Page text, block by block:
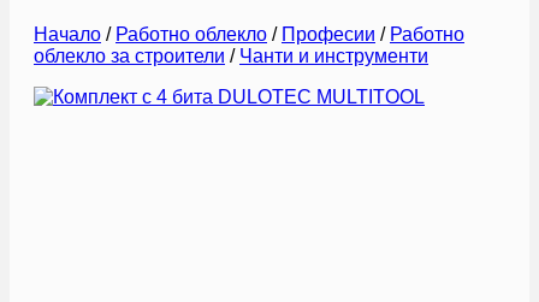
Начало / Работно облекло / Професии / Работно
облекло за строители / Чанти и инструменти